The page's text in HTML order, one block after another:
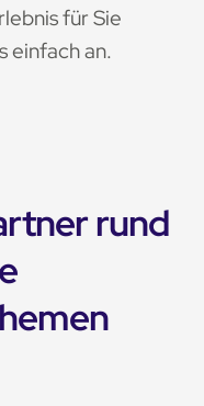
für Sie
einfach an.
rund